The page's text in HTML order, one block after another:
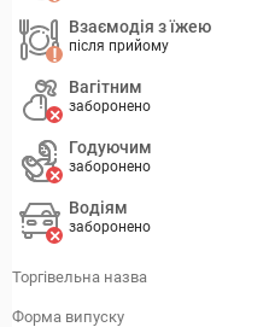
Взаємодія з їжею
після прийому
Вагітним
заборонено
Годуючим
заборонено
Водіям
заборонено
Торгівельна назва
Форма випуску